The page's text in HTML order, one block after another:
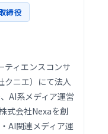
締役
ティエンスコンサ
クニエ）にて法人
AI系メディア運営
式会社Nexaを創
AI関連メディア運